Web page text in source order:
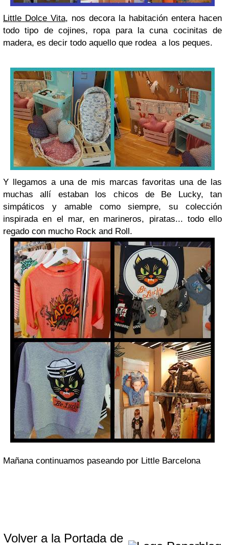
Little Dolce Vita, nos decora la habitación entera hacen
todo tipo de cojines, ropa para la cuna cocinitas de
madera, es decir todo aquello que rodea a los peques.
Y llegamos a una de mis marcas favoritas una de las
muchas allí estaban los chicos de Be Lucky, tan
simpáticos y amable como siempre, su colección
inspirada en el mar, en marineros, piratas... todo ello
regado con mucho Rock and Roll.
Mañana continuamos paseando por Little Barcelona
Volver a la Portada de